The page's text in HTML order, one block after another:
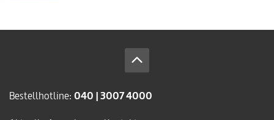
Bestellhotline: 040 | 3007 4000